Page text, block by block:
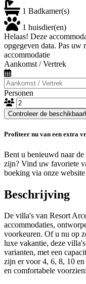
1 Badkamer(s)
1 huisdier(en)
Helaas! Deze
opgegeven data. Pas uw
accommodatie
Aankomst / Vertrek
Personen
Controleer de
Profiteer nu van een extra
Bent u benieuwd naar
zijn? Vind uw favoriete
boeking via onze
Beschrijving
De villa's van Resort
accommodaties,
voorkeuren. Of u nu op
luxe vakantie, deze
varianten, met een
zijn er voor 4, 6, 8, 10
en comfortabele